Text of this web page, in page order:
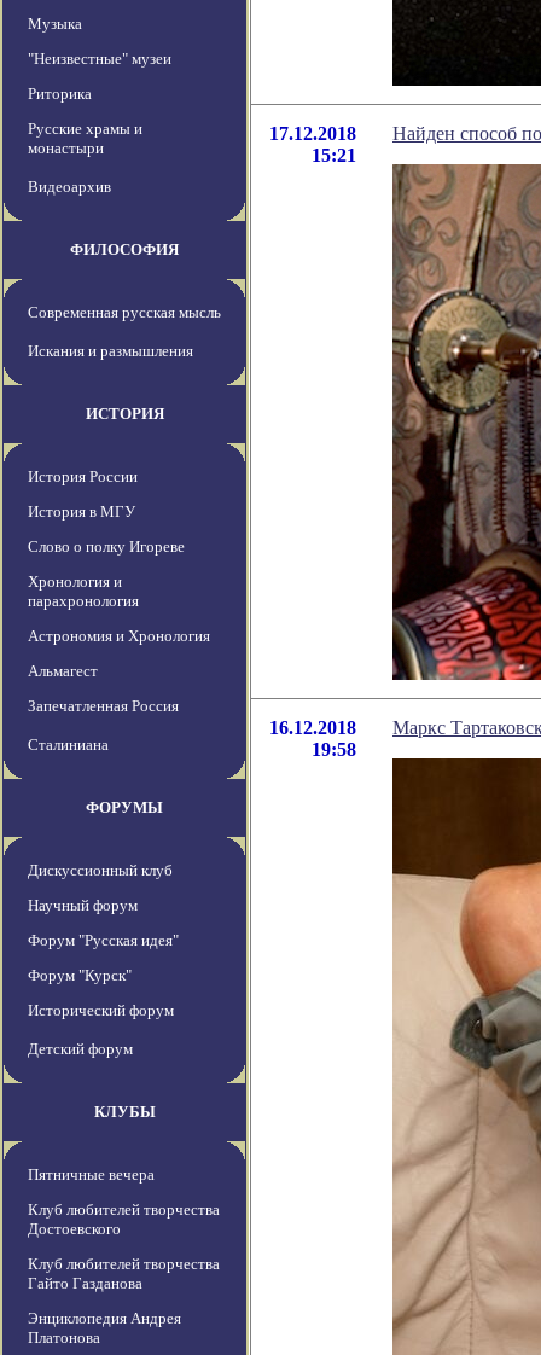
Музыка
"Неизвестные" музеи
Риторика
Русские храмы и
монастыри
Видеоархив
ФИЛОСОФИЯ
Современная русская мысль
Искания и размышления
ИСТОРИЯ
История России
История в МГУ
Слово о полку Игореве
Хронология и
парахронология
Астрономия и Хронология
Альмагест
Запечатленная Россия
Сталиниана
ФОРУМЫ
Дискуссионный клуб
Научный форум
Форум "Русская идея"
Форум "Курск"
Исторический форум
Детский форум
КЛУБЫ
Пятничные вечера
Клуб любителей творчества
Достоевского
Клуб любителей творчества
Гайто Газданова
Энциклопедия Андрея
Платонова
17.12.2018
15:21
Найден способ
16.12.2018
19:58
Маркс